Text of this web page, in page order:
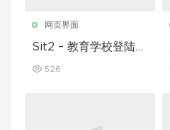
网页界面
Sit2 – 教育学校登陆页
526